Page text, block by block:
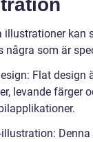
illustrationer kan
några som är
Flat design
levande färger
illustration: